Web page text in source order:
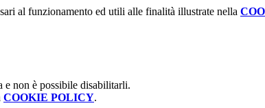
al funzionamento ed utili alle finalità illustrate nella
e non è possibile disabilitarli.
COOKIE POLICY.